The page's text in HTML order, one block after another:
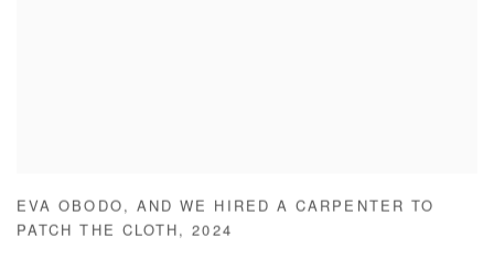
EVA OBODO , AND WE HIRED A CARPENTER TO
PATCH THE CLOTH ,2024